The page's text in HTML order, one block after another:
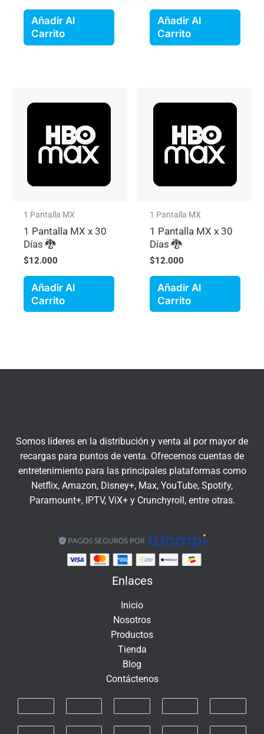
Añadir Al
Carrito
Añadir Al
Carrito
1 Pantalla MX
1 Pantalla MX x 30
Días 🐉
$12.000
Añadir Al
Carrito
1 Pantalla MX
1 Pantalla MX x 30
Días 🐉
$12.000
Añadir Al
Carrito
Somos líderes en la distribución y venta al por mayor de
recargas para puntos de venta. Ofrecemos cuentas de
entretenimiento para las principales plataformas como
Netflix, Amazon, Disney+, Max, YouTube, Spotify,
Paramount+, IPTV, ViX+ y Crunchyroll, entre otras.
Enlaces
Inicio
Nosotros
Productos
Tienda
Blog
Contáctenos